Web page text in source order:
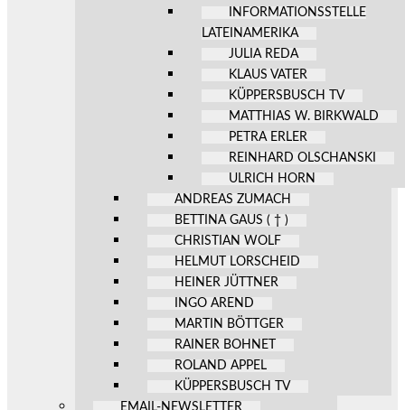
INFORMATIONSSTELLE
LATEINAMERIKA
JULIA REDA
KLAUS VATER
KÜPPERSBUSCH TV
MATTHIAS W. BIRKWALD
PETRA ERLER
REINHARD OLSCHANSKI
ULRICH HORN
ANDREAS ZUMACH
BETTINA GAUS ( † )
CHRISTIAN WOLF
HELMUT LORSCHEID
HEINER JÜTTNER
INGO AREND
MARTIN BÖTTGER
RAINER BOHNET
ROLAND APPEL
KÜPPERSBUSCH TV
EMAIL-NEWSLETTER